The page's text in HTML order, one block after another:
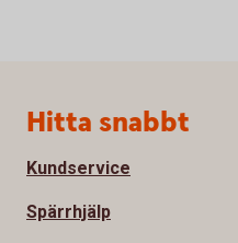
Sidfot
Hitta snabbt
Kundservice
Spärrhjälp